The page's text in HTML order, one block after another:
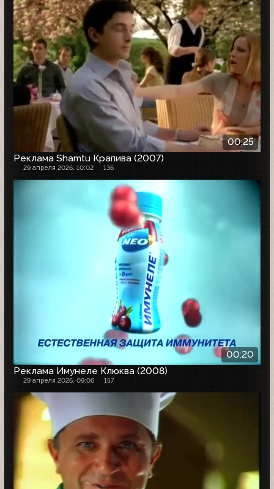
00:25
Реклама Shamtu Крапива (2007)
29 апреля 2026, 10:02 136
00:20
Реклама Имунеле Клюква (2008)
29 апреля 2026, 09:06 157